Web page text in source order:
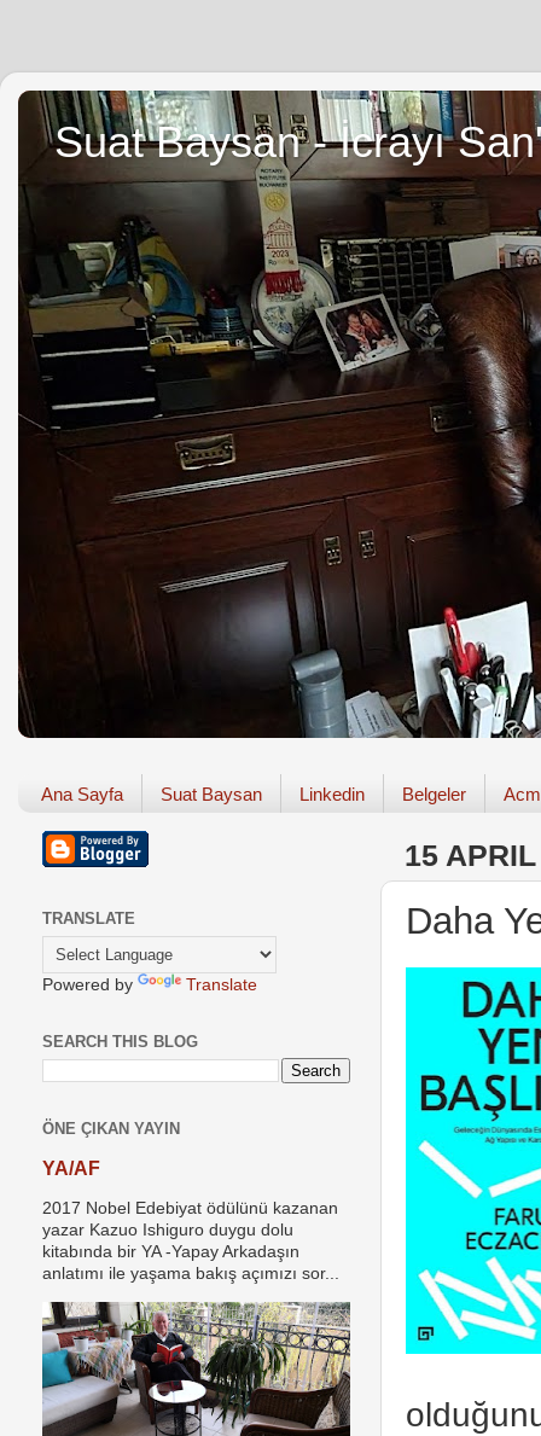
Suat Baysan - İcrayı
Ana Sayfa Suat Baysan Linkedin Belgeler
15
Daha
TRANSLATE
Powered by Translate
SEARCH THIS BLOG
ÖNE ÇIKAN YAYIN
YA/AF
2017 Nobel Edebiyat ödülünü kazanan
yazar Kazuo Ishiguro duygu dolu
kitabında bir YA -Yapay Arkadaşın
anlatımı ile yaşama bakış açımızı sor...